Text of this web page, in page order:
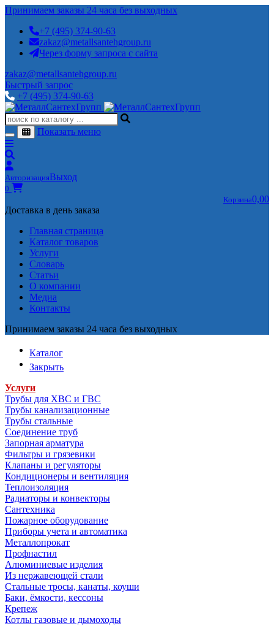
Принимаем заказы 24 часа без выходных
+7 (495) 374-90-63
zakaz@metallsantehgroup.ru
Через форму запроса с сайта
zakaz@metallsantehgroup.ru
Быстрый запрос
+7 (495) 374-90-63
Показать меню
АвторизацияВыход
0
Корзина0,00
Доставка в день заказа
Главная страница
Каталог товаров
Услуги
Словарь
Статьи
О компании
Медиа
Контакты
Принимаем заказы 24 часа без выходных
Каталог
Закрыть
Услуги
Трубы для ХВС и ГВС
Трубы канализационные
Трубы стальные
Соединение труб
Запорная арматура
Фильтры и грязевики
Клапаны и регуляторы
Кондиционеры и вентиляция
Теплоизоляция
Радиаторы и конвекторы
Сантехника
Пожарное оборудование
Приборы учета и автоматика
Металлопрокат
Профнастил
Алюминиевые изделия
Из нержавеющей стали
Стальные тросы, канаты, коуши
Баки, ёмкости, кессоны
Крепеж
Котлы газовые и дымоходы